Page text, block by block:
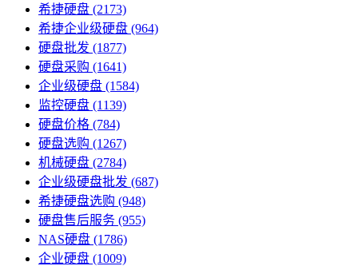
希捷硬盘 (2173)
希捷企业级硬盘 (964)
硬盘批发 (1877)
硬盘采购 (1641)
企业级硬盘 (1584)
监控硬盘 (1139)
硬盘价格 (784)
硬盘选购 (1267)
机械硬盘 (2784)
企业级硬盘批发 (687)
希捷硬盘选购 (948)
硬盘售后服务 (955)
NAS硬盘 (1786)
企业硬盘 (1009)